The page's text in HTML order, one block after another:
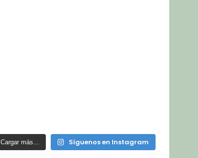
Cargar más... Síguenos en Instagram